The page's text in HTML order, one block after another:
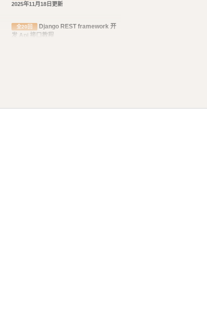
2025年11月18日更新
全20回
发 Api 接口教程